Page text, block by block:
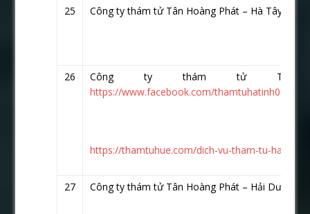
25 Công ty thám tử Tân Hoàng Phát – Hà Tây
26
Công ty thám tử Tân
https://www.facebook.com/
https://thamtuhue.com/dich-vu-tham-tu-ha-tinh-
27 Công ty thám tử Tân Hoàng Phát – Hải Dương